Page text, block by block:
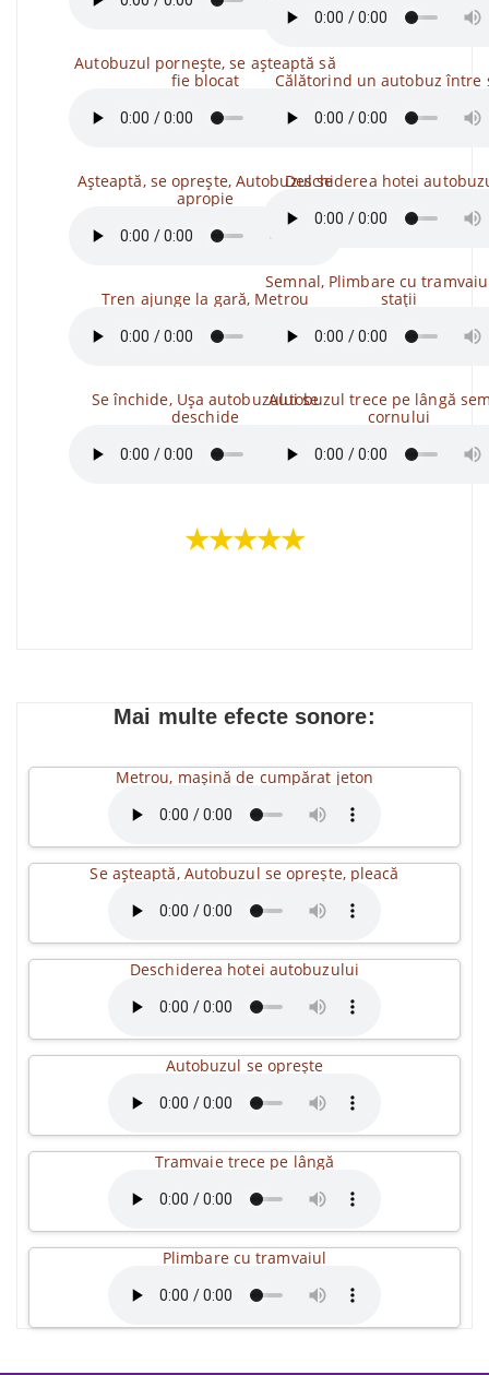
Autobuzul pornește, se așteaptă să
fie blocat
Așteaptă, se oprește, Autobuzul se
apropie
Tren ajunge la gară, Metrou
Se închide, Ușa autobuzului se
deschide
Călătorind un autobuz între
Deschiderea hotei
Semnal, Plimbare cu
stații
Autobuzul trece pe lângă
cornului
★★★★★
Mai multe efecte sonore:
Metrou, mașină de cumpărat jeton
Se așteaptă, Autobuzul se oprește, pleacă
Deschiderea hotei autobuzului
Autobuzul se oprește
Tramvaie trece pe lângă
Plimbare cu tramvaiul